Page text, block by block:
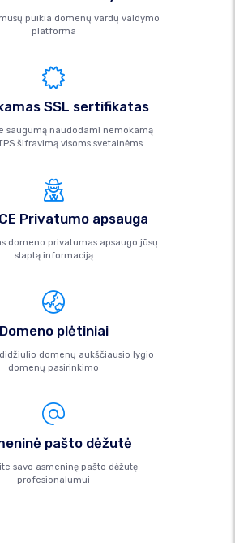
puikia domenų vardų valdymo
platforma
SSL sertifikatas
saugumą naudodami nemokamą
šifravimą visoms svetainėms
Privatumo apsauga
domeno privatumas apsaugo jūsų
slaptą informaciją
Domeno plėtiniai
domenų aukščiausio lygio
domenų pasirinkimo
pašto dėžutė
savo asmeninę pašto dėžutę
profesionalumui